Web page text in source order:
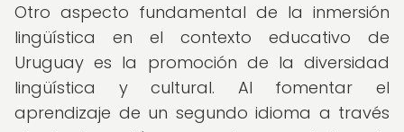
Otro aspecto fundamental de la inmersión
lingüística en el contexto educativo de
Uruguay es la promoción de la diversidad
lingüística y cultural. Al fomentar el
aprendizaje de un segundo idioma a través